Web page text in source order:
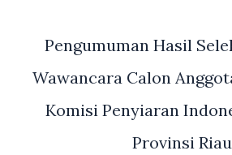
Pengumuman Hasil
Wawancara Calon
Komisi Penyiaran
Provinsi Riau